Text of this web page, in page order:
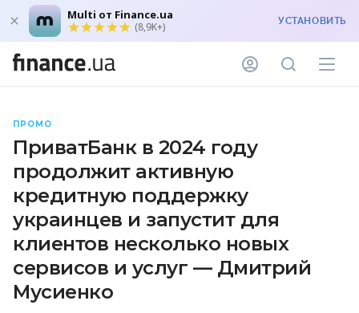
Multi от Finance.ua
(8,9K+) УСТАНОВИТЬ
ПРОМО
ПриватБанк в 2024 году
продолжит активную
кредитную поддержку
украинцев и запустит для
клиентов несколько новых
сервисов и услуг — Дмитрий
Мусиенко